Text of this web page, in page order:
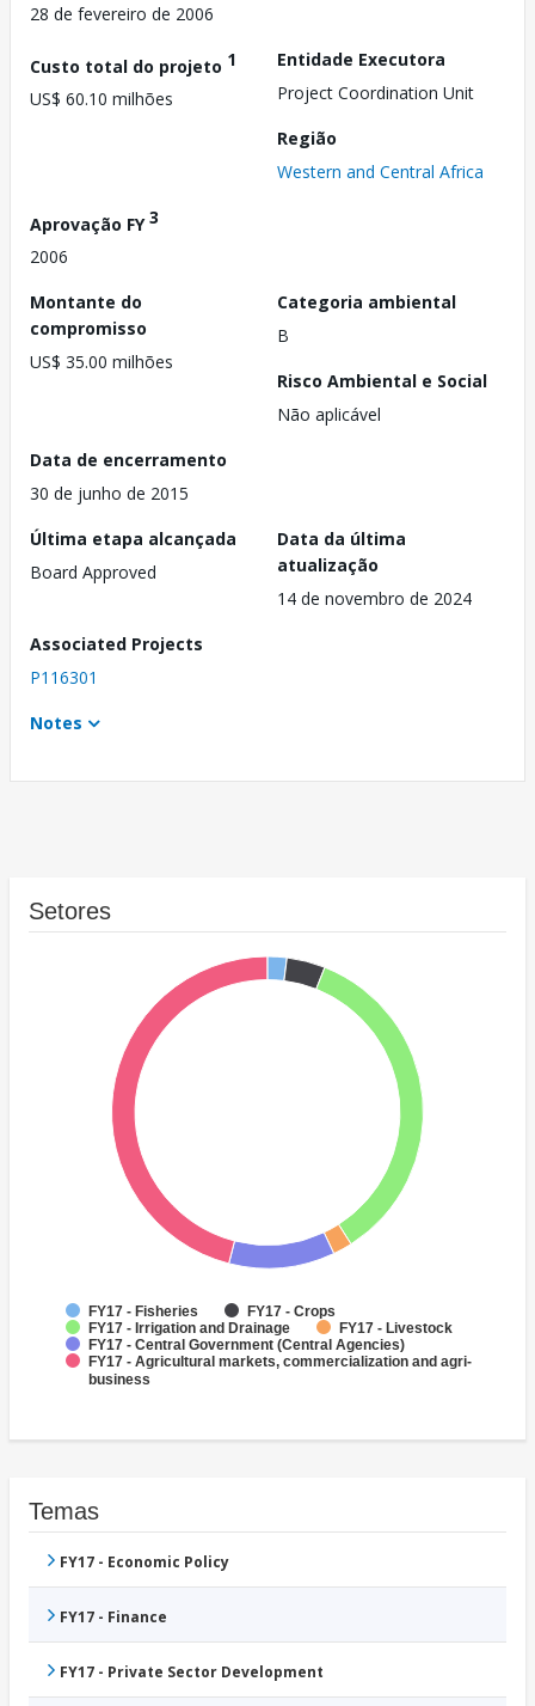
28 de fevereiro de 2006
Custo total do projeto 1
US$ 60.10 milhões
Entidade Executora
Project Coordination Unit
Região
Western and Central Africa
Aprovação FY3
2006
Montante do
compromisso
US$ 35.00 milhões
Categoria ambiental
B
Risco Ambiental e Social
Não aplicável
Data de encerramento
30 de junho de 2015
Última etapa alcançada
Board Approved
Data da última
atualização
14 de novembro de 2024
Associated Projects
P116301
Notes
Setores
FY17 - Fisheries
FY17 - Crops
FY17 - Irrigation and Drainage
FY17 - Livestock
FY17 - Central Government (Central Agencies)
FY17 - Agricultural markets, commercialization and agri-
business
Temas
FY17 - Economic Policy
FY17 - Finance
FY17 - Private Sector Development